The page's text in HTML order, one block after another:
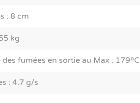
: 8 cm
kg
fumées en sortie au Max : 179ºC
: 4.7 g/s